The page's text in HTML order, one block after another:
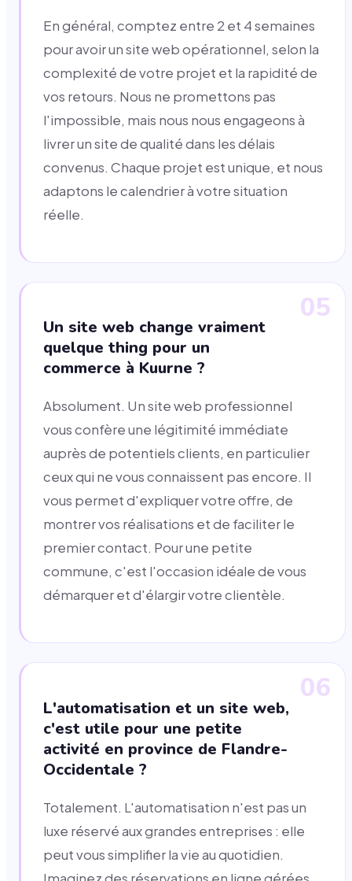
En général, comptez entre 2 et 4 semaines
pour avoir un site web opérationnel, selon la
complexité de votre projet et la rapidité de
vos retours. Nous ne promettons pas
l'impossible, mais nous nous engageons à
livrer un site de qualité dans les délais
convenus. Chaque projet est unique, et nous
adaptons le calendrier à votre situation
réelle.
05
Un site web change vraiment
quelque thing pour un
commerce à Kuurne ?
Absolument. Un site web professionnel
vous confère une légitimité immédiate
auprès de potentiels clients, en particulier
ceux qui ne vous connaissent pas encore. Il
vous permet d'expliquer votre offre, de
montrer vos réalisations et de faciliter le
premier contact. Pour une petite
commune, c'est l'occasion idéale de vous
démarquer et d'élargir votre clientèle.
06
L'automatisation et un site web,
c'est utile pour une petite
activité en province de Flandre-
Occidentale ?
Totalement. L'automatisation n'est pas un
luxe réservé aux grandes entreprises : elle
peut vous simplifier la vie au quotidien.